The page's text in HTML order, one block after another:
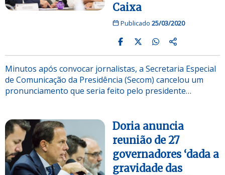
Caixa
Publicado 25/03/2020
Minutos após convocar jornalistas, a Secretaria Especial
de Comunicação da Presidência (Secom) cancelou um
pronunciamento que seria feito pelo presidente…
Doria anuncia
reunião de 27
governadores ‘dada a
gravidade das